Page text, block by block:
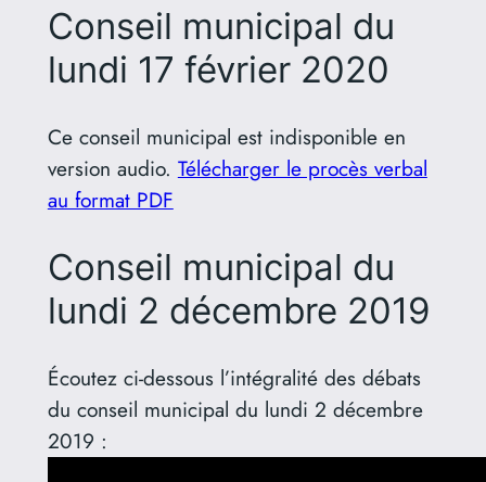
Conseil municipal du
lundi 17 février 2020
Ce conseil municipal est indisponible en
version audio. Télécharger le procès verbal
au format PDF
Conseil municipal du
lundi 2 décembre 2019
Écoutez ci-dessous l’intégralité des débats
du conseil municipal du lundi 2 décembre
2019 :